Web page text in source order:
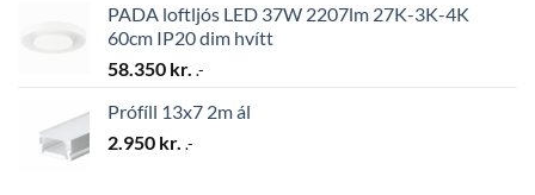
PADA loftljós LED 37W 2207lm 27K-3K-4K
60cm IP20 dim hvítt
58.350 kr. .-
Prófíll 13x7 2m ál
2.950 kr. .-